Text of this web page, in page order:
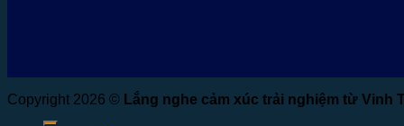
Copyright 2026 © Lắng nghe cảm xúc trải nghiệm từ Vinh